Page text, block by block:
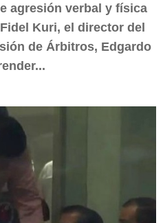
agresión verbal y física
Kuri, el director del
de Árbitros, Edgardo